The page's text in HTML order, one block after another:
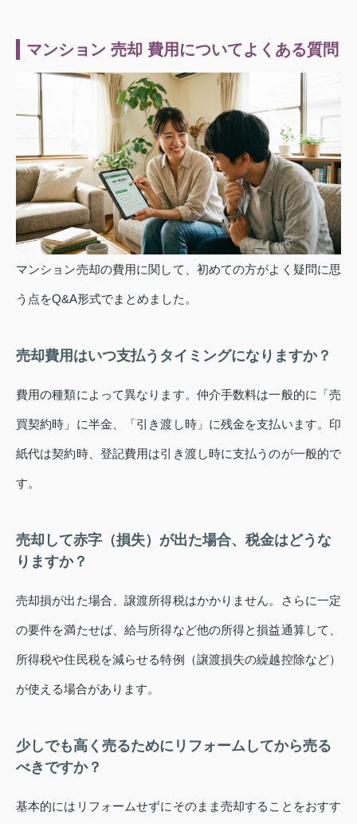
マンション 売却 費用についてよくある質問
マンション売却の費用に関して、初めての方がよく疑問に思
う点をQ&A形式でまとめました。
売却費用はいつ支払うタイミングになりますか？
費用の種類によって異なります。仲介手数料は一般的に「売
買契約時」に半金、「引き渡し時」に残金を支払います。印
紙代は契約時、登記費用は引き渡し時に支払うのが一般的で
す。
売却して赤字（損失）が出た場合、税金はどうな
りますか？
売却損が出た場合、譲渡所得税はかかりません。さらに一定
の要件を満たせば、給与所得など他の所得と損益通算して、
所得税や住民税を減らせる特例（譲渡損失の繰越控除など）
が使える場合があります。
少しでも高く売るためにリフォームしてから売る
べきですか？
基本的にはリフォームせずにそのまま売却することをおすす